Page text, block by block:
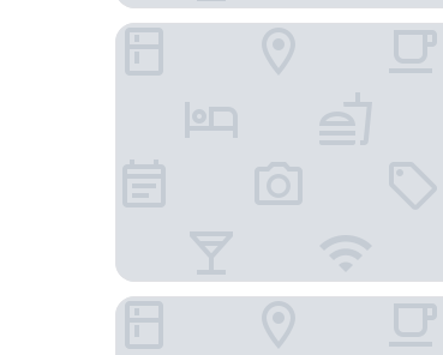
Hotel Kysten
Hotel Klippen